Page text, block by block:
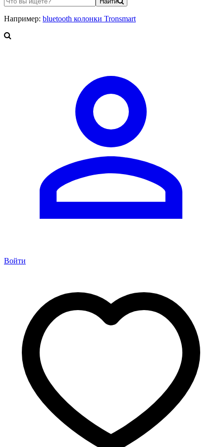
Например: bluetooth колонки Tronsmart
Войти